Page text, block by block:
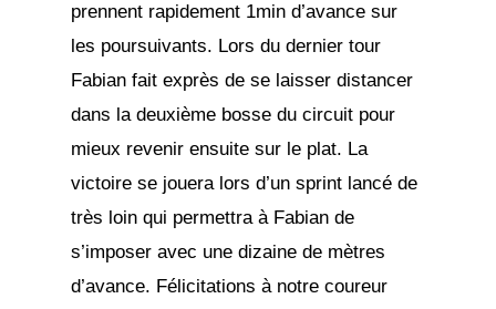
prennent rapidement 1min d’avance sur
les poursuivants. Lors du dernier tour
Fabian fait exprès de se laisser distancer
dans la deuxième bosse du circuit pour
mieux revenir ensuite sur le plat. La
victoire se jouera lors d’un sprint lancé de
très loin qui permettra à Fabian de
s’imposer avec une dizaine de mètres
d’avance. Félicitations à notre coureur